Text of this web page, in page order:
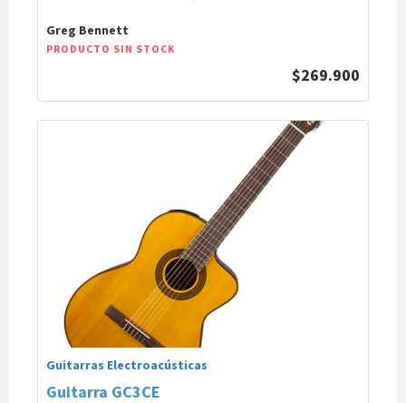
Greg Bennett
PRODUCTO SIN STOCK
$269.900
Guitarras Electroacústicas
Guitarra GC3CE